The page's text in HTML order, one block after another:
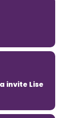
invite Lise